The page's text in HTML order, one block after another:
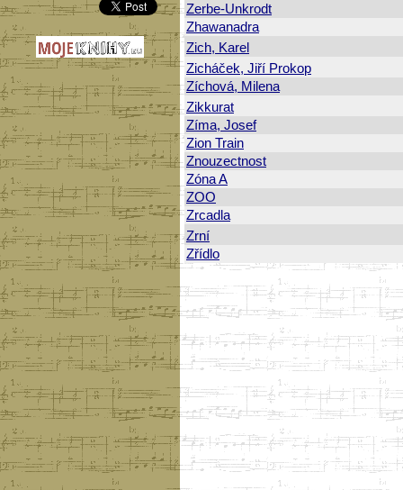
Zerbe-Unkrodt
Zhawanadra
Zich, Karel
Zicháček, Jiří Prokop
Zíchová, Milena
Zikkurat
Zíma, Josef
Zion Train
Znouzectnost
Zóna A
ZOO
Zrcadla
Zrní
Zřídlo